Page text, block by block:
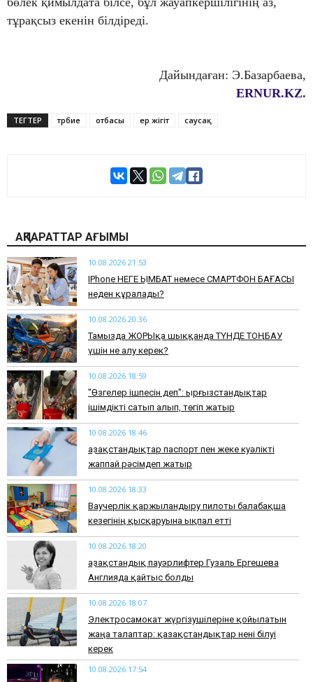
тұрақсыз екенін білдіреді.
Дайындаған: Э.Базарбаева,
ERNUR.KZ.
ТЕГТЕР тәрбие отбасы ер жігіт саусақ
АҚПАРАТТАР АҒЫМЫ
10.08.2026 21:53
IPhone НЕГЕ ҚЫМБАТ немесе СМАРТФОН БАҒАСЫ
неден құралады?
10.08.2026 20:36
​Тамызда ЖОРЫҚқа шыққанда ТҮНДЕ ТОҢБАУ
үшін не алу керек?
10.08.2026 18:59
"Өзгелер ішпесін деп": Қырғызстандықтар
ішімдікті сатып алып, төгіп жатыр
10.08.2026 18:46
Қазақстандықтар паспорт пен жеке куәлікті
жаппай рәсімдеп жатыр
10.08.2026 18:33
Ваучерлік қаржыландыру пилоты балабақша
кезегінің қысқаруына ықпал етті
10.08.2026 18:20
Қазақстандық пауэрлифтер Гузаль Ергешева
Англияда қайтыс болды
10.08.2026 18:07
Электросамокат жүргізушілеріне қойылатын
жаңа талаптар: қазақстандықтар нені білуі
керек
10.08.2026 17:54